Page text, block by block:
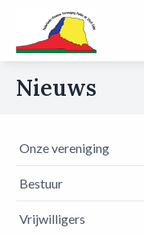
Nieuws
Onze vereniging
Bestuur
Vrijwilligers